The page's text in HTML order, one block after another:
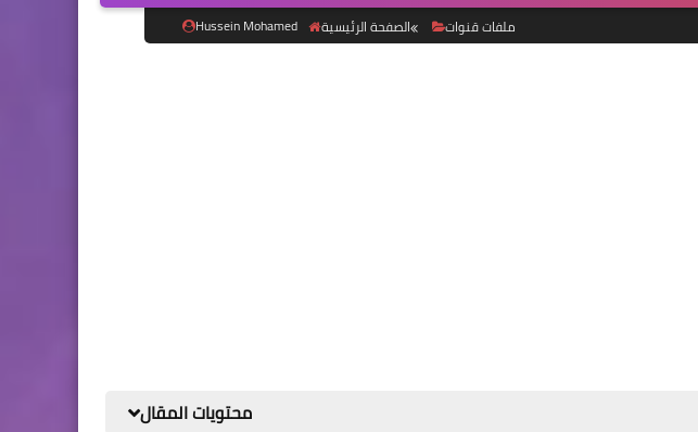
Hussein Mohamed الصفحة الرئيسية ملفات قنوات
محتويات المقال